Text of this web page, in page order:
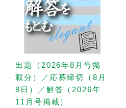
出題（2026年8月号掲
載分）／応募締切（8月
8日）／解答（2026年
11月号掲載）